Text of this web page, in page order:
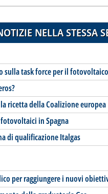
NELLA STESSA
sulla task force per il fotovoltaico
ricetta della Coalizione europea
fotovoltaici in Spagna
di qualificazione Italgas
per raggiungere i nuovi